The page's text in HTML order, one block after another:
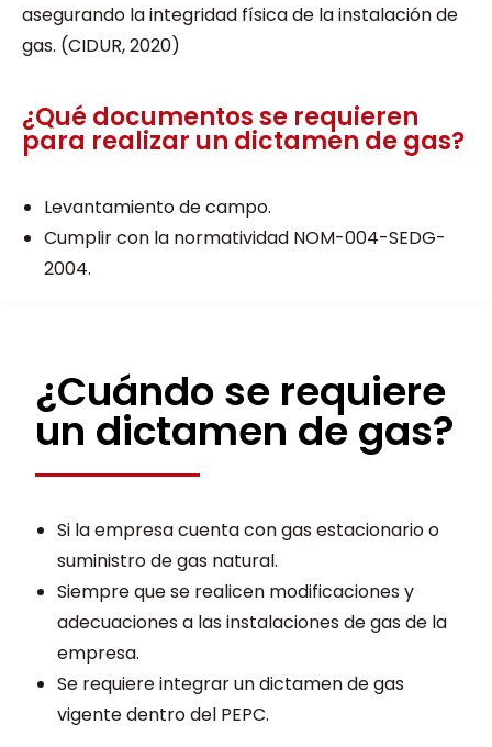
asegurando la integridad física de la instalación de
gas. (CIDUR, 2020)
¿Qué documentos se requieren
para realizar un dictamen de gas?
Levantamiento de campo.
Cumplir con la normatividad NOM-004-SEDG-
2004.
¿Cuándo se requiere
un dictamen de gas?
Si la empresa cuenta con gas estacionario o
suministro de gas natural.
Siempre que se realicen modificaciones y
adecuaciones a las instalaciones de gas de la
empresa.
Se requiere integrar un dictamen de gas
vigente dentro del PEPC.